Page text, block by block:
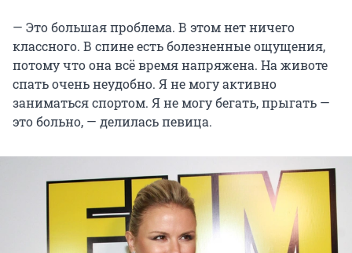
— Это большая проблема. В этом нет ничего
классного. В спине есть болезненные ощущения,
потому что она всё время напряжена. На животе
спать очень неудобно. Я не могу активно
заниматься спортом. Я не могу бегать, прыгать —
это больно, — делилась певица.